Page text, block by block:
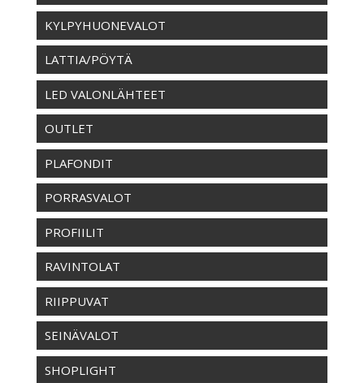
KYLPYHUONEVALOT
LATTIA/PÖYTÄ
LED VALONLÄHTEET
OUTLET
PLAFONDIT
PORRASVALOT
PROFIILIT
RAVINTOLAT
RIIPPUVAT
SEINÄVALOT
SHOPLIGHT